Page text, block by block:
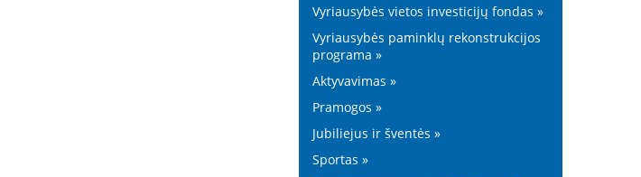
Vyriausybės vietos investicijų fondas »
Vyriausybės paminklų rekonstrukcijos
programa »
Aktyvavimas »
Pramogos »
Jubiliejus ir šventės »
Sportas »